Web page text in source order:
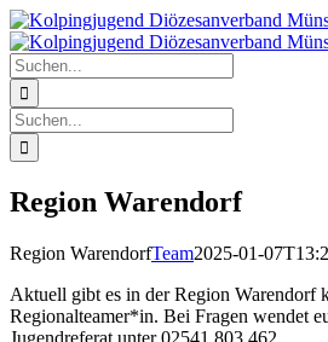
Zum
Inhalt
springen
Instagram
YouTube
Facebook
E-
Mail
Telefon
Suche
nach:
Suche
nach:
Region Warendorf
Region WarendorfTeam2025-01-
Aktuell gibt es in der Region Warendorf
Regionalteamer*in. Bei Fragen wendet
Jugendreferat unter 02541 803 462.